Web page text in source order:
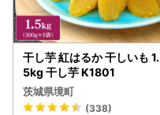
干し芋 紅はるか 干しいも 1.
5kg 干し芋 K1801
茨城県境町
(338)